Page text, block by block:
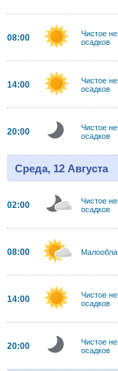
08:00
Чистое
осадков
14:00
Чистое
осадков
20:00
Чистое
осадков
Среда, 12 Августа
02:00
Чистое
осадков
08:00
14:00
Чистое
осадков
20:00
Чистое
осадков